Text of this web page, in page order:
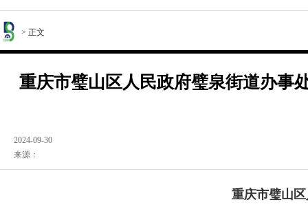
> 正文
重庆市璧山区人民政府璧泉街道办事
2024-09-30
来源：
重庆市璧山